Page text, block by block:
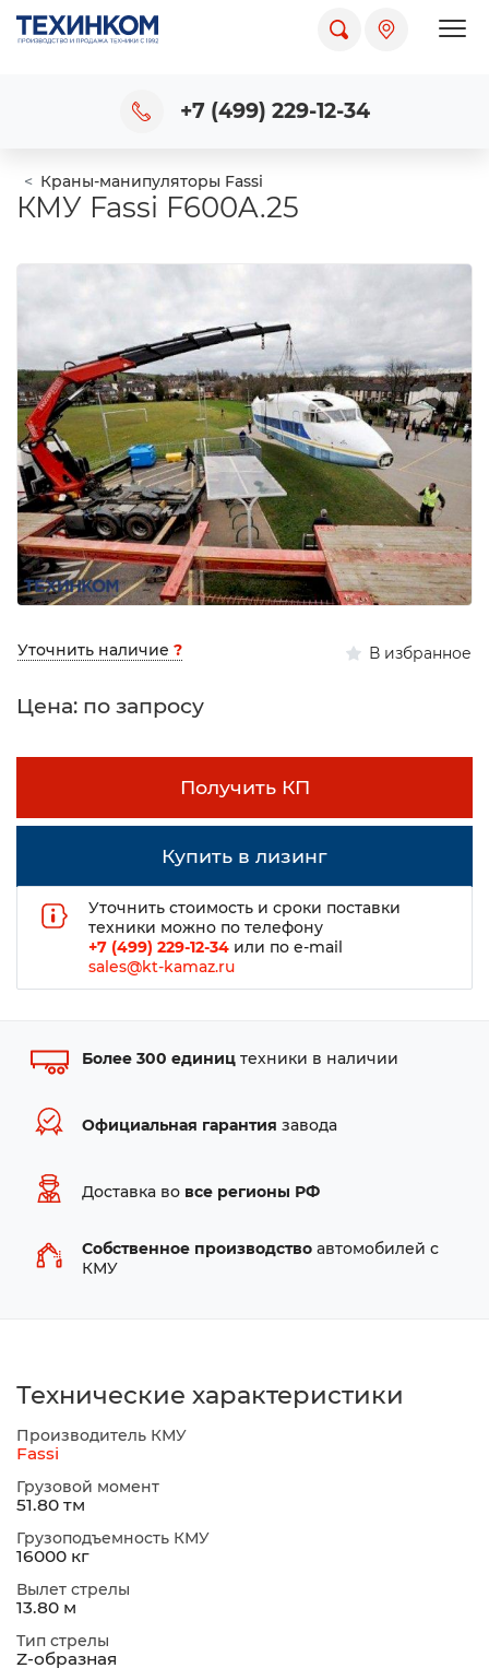
+7 (499) 229-12-34
Краны-манипуляторы Fassi
КМУ Fassi F600A.25
Уточнить наличие ? В избранное
Цена: по запросу
Получить КП
Купить в лизинг
Уточнить стоимость и сроки поставки
техники можно по телефону
+7 (499) 229-12-34 или по e-mail
sales@kt-kamaz.ru
Более 300 единиц техники в наличии
Официальная гарантия завода
Доставка во все регионы РФ
Собственное производство автомобилей с
КМУ
Технические характеристики
Производитель КМУ
Fassi
Грузовой момент
51.80 тм
Грузоподъемность КМУ
16000 кг
Вылет стрелы
13.80 м
Тип стрелы
Z-образная